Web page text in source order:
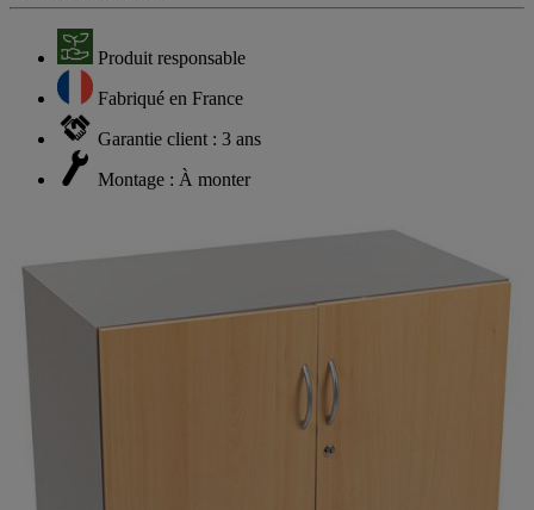
Produit responsable
Fabriqué en France
Garantie client : 3 ans
Montage : À monter